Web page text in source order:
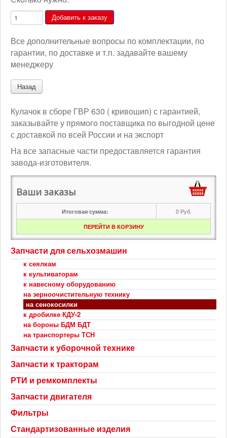
Все дополнительные вопросы по комплектации, по
гарантии, по доставке и т.п. задавайте вашему
менеджеру
Кулачок в сборе ГВР 630 ( кривошип) с гарантией,
заказывайте у прямого поставщика по выгодной цене
с доставкой по всей России и на экспорт
На все запасные части предоставляется гарантия
завода-изготовителя.
Ваши заказы
Итоговая сумма: 0 Руб.
ПЕРЕЙТИ В КОРЗИНУ
Запчасти для сельхозмашин
к сеялкам
к культиваторам
к навесному оборудованию
на зерноочистительную технику
на сенокосилки
к дробилке КДУ-2
на бороны БДМ БДТ
на транспортеры ТСН
Запчасти к уборочной технике
Запчасти к тракторам
РТИ и ремкомплекты
Запчасти двигателя
Фильтры
Стандартизованные изделия